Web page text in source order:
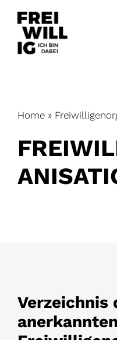
content
Home »
Verzeichnis
anerkannten